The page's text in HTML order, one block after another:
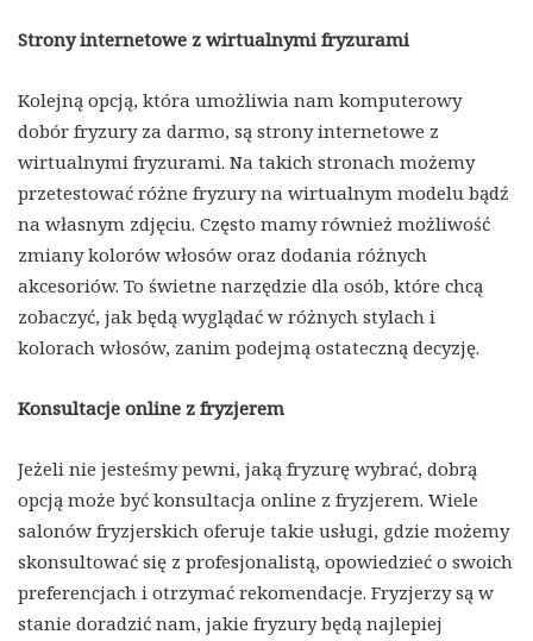
Strony internetowe z wirtualnymi fryzurami
Kolejną opcją, która umożliwia nam komputerowy
dobór fryzury za darmo, są strony internetowe z
wirtualnymi fryzurami. Na takich stronach możemy
przetestować różne fryzury na wirtualnym modelu bądź
na własnym zdjęciu. Często mamy również możliwość
zmiany kolorów włosów oraz dodania różnych
akcesoriów. To świetne narzędzie dla osób, które chcą
zobaczyć, jak będą wyglądać w różnych stylach i
kolorach włosów, zanim podejmą ostateczną decyzję.
Konsultacje online z fryzjerem
Jeżeli nie jesteśmy pewni, jaką fryzurę wybrać, dobrą
opcją może być konsultacja online z fryzjerem. Wiele
salonów fryzjerskich oferuje takie usługi, gdzie możemy
skonsultować się z profesjonalistą, opowiedzieć o swoich
preferencjach i otrzymać rekomendacje. Fryzjerzy są w
stanie doradzić nam, jakie fryzury będą najlepiej